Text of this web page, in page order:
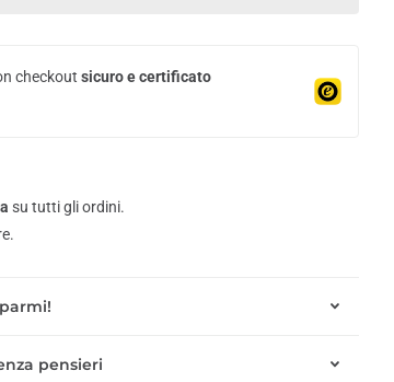
checkout sicuro e certificato
su tutti gli ordini.
pensieri